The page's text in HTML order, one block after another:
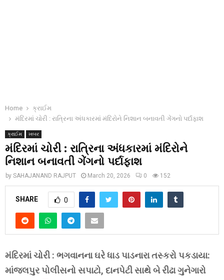
Home
ક્રાઈમ
મંદિરમાં ચોરી : રાત્રિના અંધકારમાં મંદિરોને નિશાન બનાવતી ગેંગનો પર્દાફાશ
ક્રાઈમ ખબર
મંદિરમાં ચોરી : રાત્રિના અંધકારમાં મંદિરોને
નિશાન બનાવતી ગેંગનો પર્દાફાશ
by SAHAJANAND RAJPUT March 20, 2026 0 152
SHARE 0
મંદિરમાં ચોરી : ભગવાનના ઘરે ધાડ પાડનારા તસ્કરો પકડાયા:
માંજલપુર પોલીસનો સપાટો, દાનપેટી સાથે બે રીઢા ગુનેગારો